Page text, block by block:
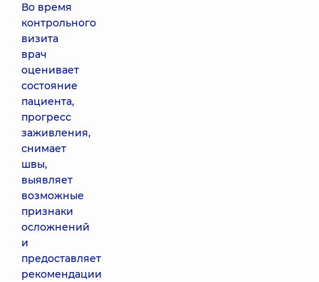
Во время
контрольного
визита
врач
оценивает
состояние
пациента,
прогресс
заживления,
снимает
швы,
выявляет
возможные
признаки
осложнений
и
предоставляет
рекомендации